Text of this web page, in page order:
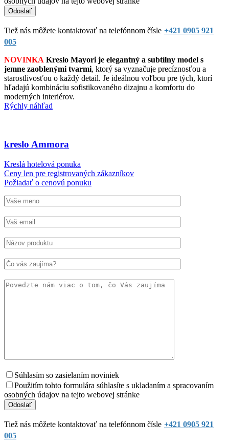
Tiež nás môžete kontaktovať na telefónnom čísle +421 0905 921
005
NOVINKA Kreslo Mayori je elegantný a subtílny model s
jemne zaoblenými tvarmi, ktorý sa vyznačuje precíznosťou a
starostlivosťou o každý detail. Je ideálnou voľbou pre tých, ktorí
hľadajú kombináciu sofistikovaného dizajnu a komfortu do
moderných interiérov.
Rýchly náhľad
kreslo Ammora
Kreslá hotelová ponuka
Ceny len pre registrovaných zákazníkov
Požiadať o cenovú ponuku
Súhlasím so zasielaním noviniek
Použitím tohto formulára súhlasíte s ukladaním a spracovaním
osobných údajov na tejto webovej stránke
Tiež nás môžete kontaktovať na telefónnom čísle +421 0905 921
005